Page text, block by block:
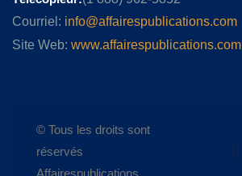
Courriel: info@affairespublications.com
Site Web: www.affairespublications.com
© Tous les droits sont
réservés
Affairespublications.